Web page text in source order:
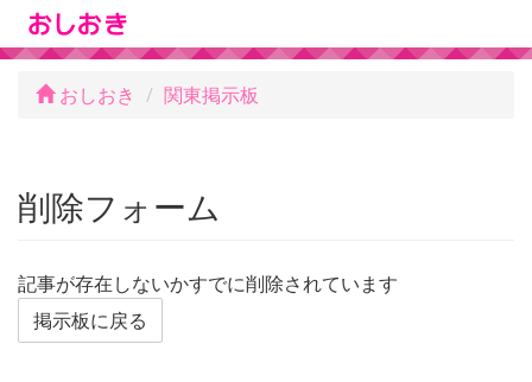
おしおき 関東掲示板
削除フォーム
記事が存在しないかすでに削除されています
掲示板に戻る